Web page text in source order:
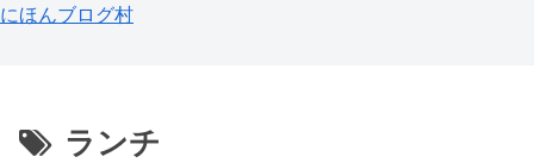
にほんブログ村
ランチ